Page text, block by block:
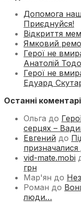
Допомога
Приєднуйся!
Відкриття
Ямковий
Герої не
Анатолій
Герої не
Едуард
Останні коментарі
Ольга до
серцях –
Евгений до
vid-mate.mobi
грн
Мар'ян до
Роман до
люди…